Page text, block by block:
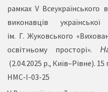
рамках V Всеукраїнського
виконавців
ім. Г. Жуковського
освітньому просторі».
(2.04.2025 р., Київ–Рівне).
НМС-I-03-25